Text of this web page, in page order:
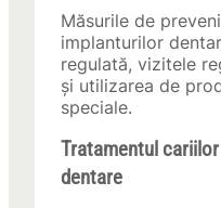
Măsurile de
implanturilor
regulată, vizitele
și utilizarea de
speciale.
Tratamentul
dentare